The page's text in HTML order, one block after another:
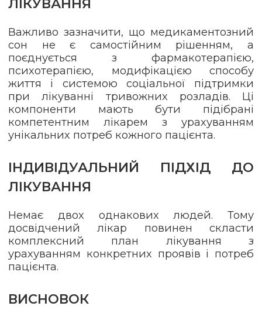
ЛІКУВАННЯ
Важливо зазначити, що медикаментозний
сон не є самостійним рішенням, а
поєднується з фармакотерапією,
психотерапією, модифікацією способу
життя і системою соціальної підтримки
при лікуванні тривожних розладів. Ці
компоненти мають бути підібрані
компетентним лікарем з урахуванням
унікальних потреб кожного пацієнта.
ІНДИВІДУАЛЬНИЙ ПІДХІД ДО
ЛІКУВАННЯ
Немає двох однакових людей. Тому
досвідчений лікар повинен скласти
комплексний план лікування з
урахуванням конкретних проявів і потреб
пацієнта.
ВИСНОВОК